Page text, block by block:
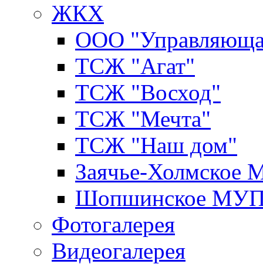
ЖКХ
ООО
ТСЖ "Агат"
ТСЖ "Восход"
ТСЖ "Мечта"
ТСЖ "Наш дом"
Заячье-
Шопшинское
Фотогалерея
Видеогалерея